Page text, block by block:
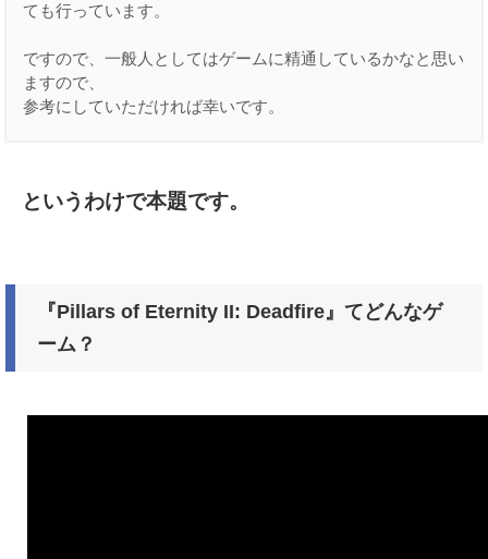
ても行っています。
ですので、一般人としてはゲームに精通しているかなと思い
ますので、
参考にしていただければ幸いです。
というわけで本題です。
『Pillars of Eternity II: Deadfire』てどんなゲ
ーム？